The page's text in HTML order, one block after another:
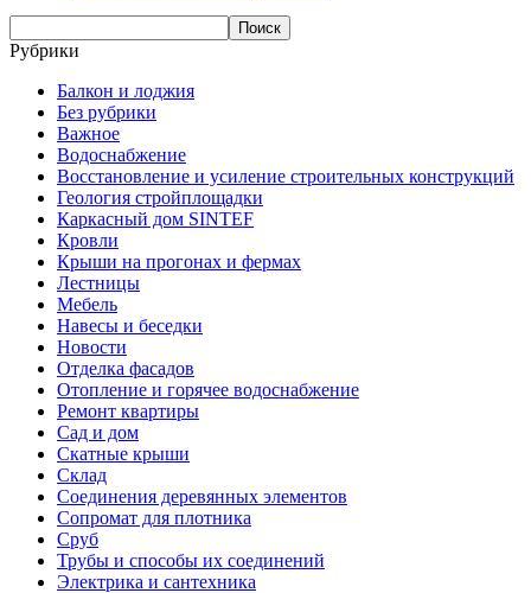
Рубрики
Балкон и лоджия
Без рубрики
Важное
Водоснабжение
Восстановление и усиление строительных конструкций
Геология стройплощадки
Каркасный дом SINTEF
Кровли
Крыши на прогонах и фермах
Лестницы
Мебель
Навесы и беседки
Новости
Отделка фасадов
Отопление и горячее водоснабжение
Ремонт квартиры
Сад и дом
Скатные крыши
Склад
Соединения деревянных элементов
Сопромат для плотника
Сруб
Трубы и способы их соединений
Электрика и сантехника